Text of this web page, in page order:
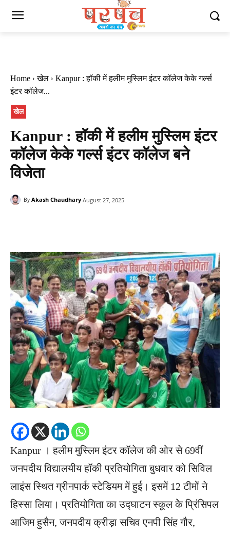
Home खेल
Kanpur : हॉकी में हलीम मु​स्लिम इंटर कॉलेज केके गर्ल्स
इंटर कॉलेज...
खेल
Kanpur : हॉकी में हलीम मु​स्लिम इंटर
कॉलेज केके गर्ल्स इंटर कॉलेज बने
विजेता
By Akash Chaudhary August 27, 2025
Kanpur । हलीम मु​स्लिम इंटर कॉलेज की ओर से 69वीं
जनपदीय विद्यालयीय हॉकी प्रतियोगिता बुधवार को सिविल
लाइंस ​स्थित ग्रीनपार्क स्टेडियम में हुई। इसमें 12 टीमों ने
हिस्सा लिया। प्रतियोगिता का उद्घाटन स्कूल केे प्रिंसिपल
आजिम हुसैन, जनपदीय क्रीड़ा सचिव एनपी सिंह गौर,